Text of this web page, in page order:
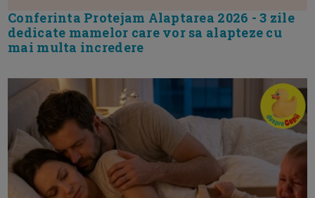
Conferinta Protejam Alaptarea 2026 - 3 zile
dedicate mamelor care vor sa alapteze cu
mai multa incredere